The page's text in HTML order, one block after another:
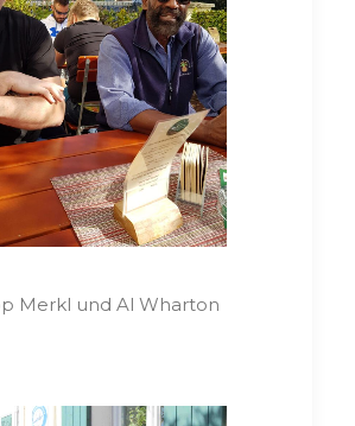
Merkl und Al Wharton